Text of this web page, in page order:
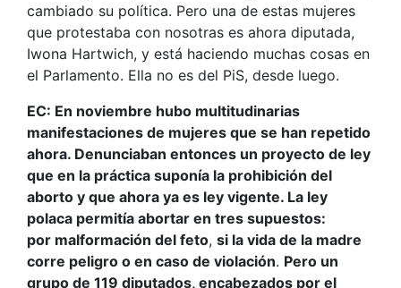
cambiado su política. Pero una de estas mujeres
que protestaba con nosotras es ahora diputada,
Iwona Hartwich, y está haciendo muchas cosas en
el Parlamento. Ella no es del PiS, desde luego.
EC: En noviembre hubo multitudinarias
manifestaciones de mujeres que se han repetido
ahora. Denunciaban entonces un proyecto de ley
que en la práctica suponía la prohibición del
aborto y que ahora ya es ley vigente. La ley
polaca permitía abortar en tres supuestos:
por malformación del feto, si la vida de la madre
corre peligro o en caso de violación. Pero un
grupo de 119 diputados, encabezados por el